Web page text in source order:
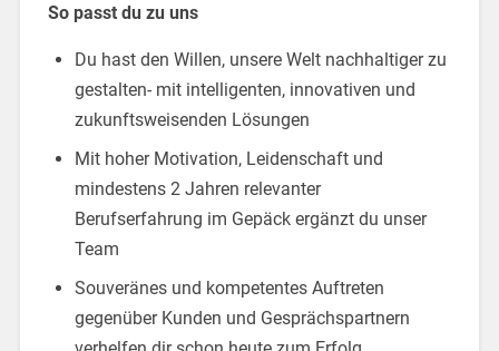
So passt du zu uns
Du hast den Willen, unsere Welt nachhaltiger zu
gestalten- mit intelligenten, innovativen und
zukunftsweisenden Lösungen
Mit hoher Motivation, Leidenschaft und
mindestens 2 Jahren relevanter
Berufserfahrung im Gepäck ergänzt du unser
Team
Souveränes und kompetentes Auftreten
gegenüber Kunden und Gesprächspartnern